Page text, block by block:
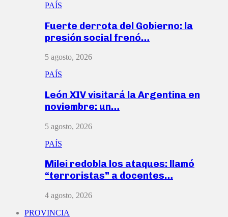
PAÍS
Fuerte derrota del Gobierno: la
presión social frenó…
5 agosto, 2026
PAÍS
León XIV visitará la Argentina en
noviembre: un…
5 agosto, 2026
PAÍS
Milei redobla los ataques: llamó
“terroristas” a docentes…
4 agosto, 2026
PROVINCIA